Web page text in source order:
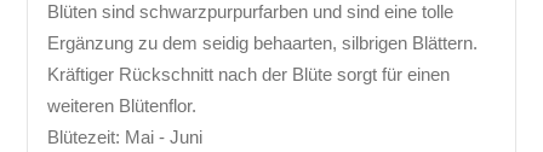
Blüten sind schwarzpurpurfarben und sind eine tolle
Ergänzung zu dem seidig behaarten, silbrigen Blättern.
Kräftiger Rückschnitt nach der Blüte sorgt für einen
weiteren Blütenflor.
Blütezeit: Mai - Juni